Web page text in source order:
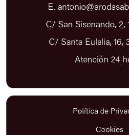
E.
C/ San Sisenando, 2,
C/ Santa Eulalia, 16,
Atención 24
Política de
Cookies